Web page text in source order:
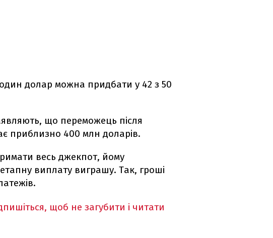
долар можна придбати у 42 з 50
що переможець після
приблизно 400 млн доларів.
весь джекпот, йому
виплату виграшу. Так, гроші
щоб не загубити і читати